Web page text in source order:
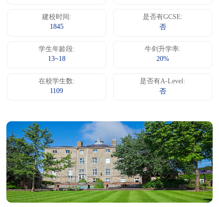
建校时间:
1845
是否有GCSE:
否
学生年龄段:
13~18
牛剑升学率:
20%
在校学生数:
1109
是否有A-Level:
否